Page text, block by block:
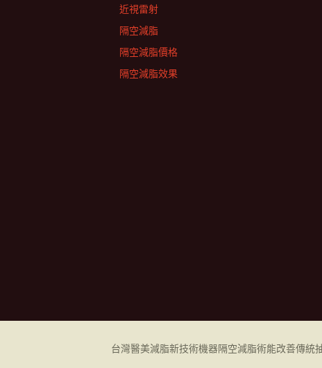
近視雷射
隔空減脂
隔空減脂價格
隔空減脂效果
台灣醫美減脂新技術機器隔空減脂術能改善傳統